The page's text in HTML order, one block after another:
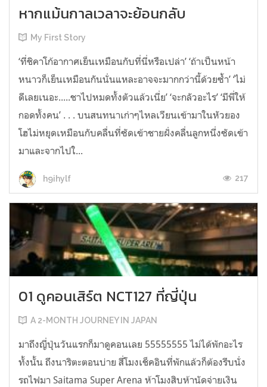
หากแม้นกาลเวลาจะย้อนกลับ
My First Story
‘ที่ชิคาโก้อากาศเย็นเหมือนกับที่นี่หรือเปล่า’ ‘ถ้าเป็นหน้า
หนาวก็เย็นเหมือนกันนั่นแหละอาจจะมากกว่านี้ด้วยซ้ำ’ ‘ไม่
ดีเลยเนอะ.....ชาไปหมดทั้งตัวแล้วเนี่ย’ ‘จะกลัวอะไร’ ‘มีพี่ให้
กอดทั้งคน’ . . . บนสนทนาเก่าๆไหลเวียนเข้ามาในหัวยอง
โฮไม่หยุดเหมือนกับคลื่นที่ซัดเข้าชายฝั่งคลื่นลูกหนึ่งซัดเข้า
มาและจากไปใ...
h9ihylf 217
01 ดูคอนเสิร์ต NCT127 ที่ญี่ปุ่น
A 2-MONTH JOURNEY IN JAPAN
มาถึงญี่ปุ่นวันแรกก็มาดูคอนเลย 55555555 ไม่ได้พักอะไร
ทั้งนั้น ถึงนาริตะตอนบ่าย สี่โมงเช็คอินที่พักแล้วก็ต้องรีบนั่ง
รถไฟมา Saitama Super Arena ห้าโมงสิบห้านัดจ่ายเงิน